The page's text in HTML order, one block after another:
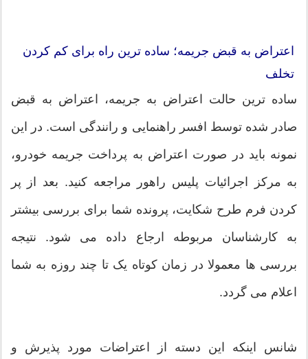
اعتراض به قبض جریمه؛ ساده ترین راه برای کم کردن
تخلف
ساده ترین حالت اعتراض به جریمه، اعتراض به قبض
صادر شده توسط افسر راهنمایی و رانندگی است. در این
نمونه باید در صورت اعتراض به پرداخت جریمه خودرو،
به مرکز اجرائیات پلیس راهور مراجعه کنید. بعد از پر
کردن فرم طرح شکایت، پرونده شما برای بررسی بیشتر
به کارشناسان مربوطه ارجاع داده می شود. نتیجه
بررسی ها معمولا در زمان کوتاه یک تا چند روزه به شما
اعلام می گردد.
شانس اینکه این دسته از اعتراضات مورد پذیرش و